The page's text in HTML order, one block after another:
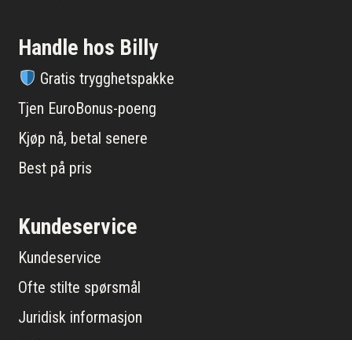
Handle hos Billy
Gratis trygghetspakke
Tjen EuroBonus-poeng
Kjøp nå, betal senere
Best på pris
Kundeservice
Kundeservice
Ofte stilte spørsmål
Juridisk informasjon